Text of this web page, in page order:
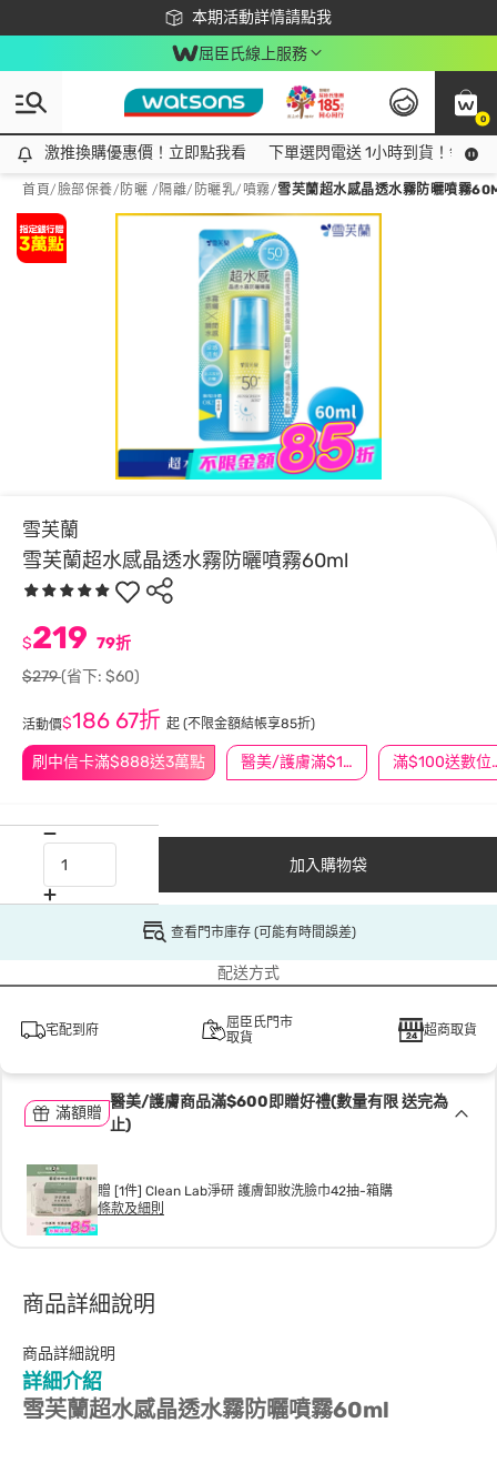
本期活動詳情請點我
下載app最高回饋$350
屈臣氏線上服務
0
激推換購優惠價！立即點我看
激推換購優惠價！立即點我看 下單選閃電送 1小時到貨！領神
首頁/臉部保養/ 防曬 /隔離/ 防曬乳/噴霧/雪芙蘭超水感晶透水霧防曬噴霧
雪芙蘭
雪芙蘭超水感晶透水霧防曬噴霧60ml
刷中信卡滿$888送3萬點 醫美/護膚滿$1200送$200 滿
$219 79折
$279(省下: $60)
活動價$186 67折 起 (不限金額結帳享85折)
加入購物袋
查看門市庫存 (可能有時間誤差)
配送方式
宅配到府
屈臣氏門市
取貨
超商取貨
滿額贈
醫美/護膚商品滿$600即贈好禮(數量有限 送完為
止)
贈 [1件] Clean Lab淨研 護膚卸妝洗臉巾42抽-箱購
條款及細則
商品詳細說明
商品詳細說明
詳細介紹
雪芙蘭超水感晶透水霧防曬噴霧60ml